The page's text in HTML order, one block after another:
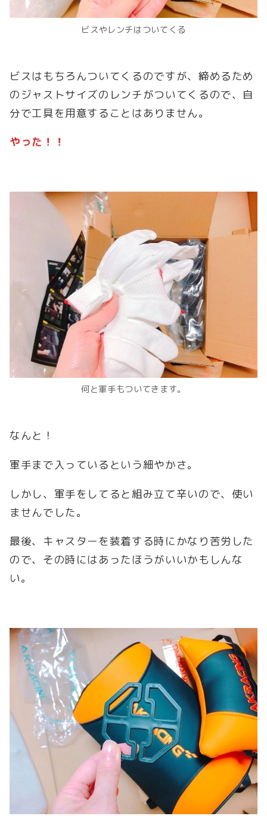
ビスやレンチはついてくる
ビスはもちろんついてくるのですが、締めるため
のジャストサイズのレンチがついてくるので、自
分で工具を用意することはありません。
やった！！
何と軍手もついてきます。
なんと！
軍手まで入っているという細やかさ。
しかし、軍手をしてると組み立て辛いので、使い
ませんでした。
最後、キャスターを装着する時にかなり苦労した
ので、その時にはあったほうがいいかもしんな
い。